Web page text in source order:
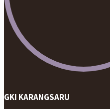
GKI KARANGSARU